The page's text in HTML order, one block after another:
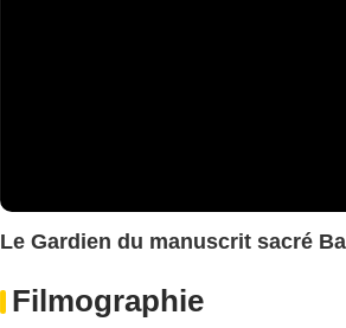
Le Gardien du manuscrit sacré
Filmographie